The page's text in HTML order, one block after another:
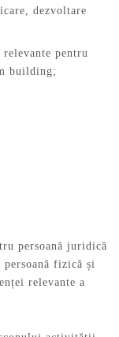
dezvoltare
pentru
building;
persoană juridică
fizică și
relevante a